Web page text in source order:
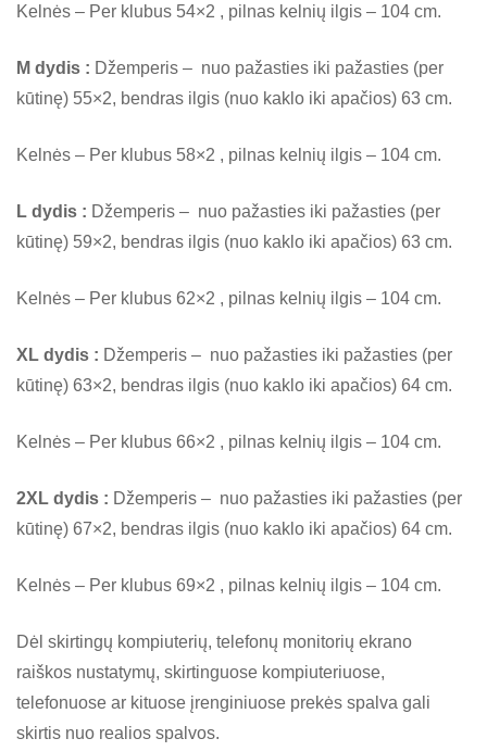
Kelnės – Per klubus 54×2 , pilnas kelnių ilgis – 104 cm.
M dydis : Džemperis – nuo pažasties iki pažasties (per
kūtinę) 55×2, bendras ilgis (nuo kaklo iki apačios) 63 cm.
Kelnės – Per klubus 58×2 , pilnas kelnių ilgis – 104 cm.
L dydis : Džemperis – nuo pažasties iki pažasties (per
kūtinę) 59×2, bendras ilgis (nuo kaklo iki apačios) 63 cm.
Kelnės – Per klubus 62×2 , pilnas kelnių ilgis – 104 cm.
XL dydis : Džemperis – nuo pažasties iki pažasties (per
kūtinę) 63×2, bendras ilgis (nuo kaklo iki apačios) 64 cm.
Kelnės – Per klubus 66×2 , pilnas kelnių ilgis – 104 cm.
2XL dydis : Džemperis – nuo pažasties iki pažasties (per
kūtinę) 67×2, bendras ilgis (nuo kaklo iki apačios) 64 cm.
Kelnės – Per klubus 69×2 , pilnas kelnių ilgis – 104 cm.
Dėl skirtingų kompiuterių, telefonų monitorių ekrano
raiškos nustatymų, skirtinguose kompiuteriuose,
telefonuose ar kituose įrenginiuose prekės spalva gali
skirtis nuo realios spalvos.